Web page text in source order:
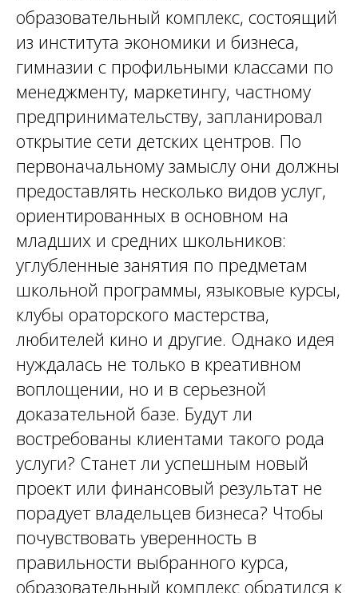
образовательный комплекс, состоящий
из института экономики и бизнеса,
гимназии с профильными классами по
менеджменту, маркетингу, частному
предпринимательству, запланировал
открытие сети детских центров. По
первоначальному замыслу они должны
предоставлять несколько видов услуг,
ориентированных в основном на
младших и средних школьников:
углубленные занятия по предметам
школьной программы, языковые курсы,
клубы ораторского мастерства,
любителей кино и другие. Однако идея
нуждалась не только в креативном
воплощении, но и в серьезной
доказательной базе. Будут ли
востребованы клиентами такого рода
услуги? Станет ли успешным новый
проект или финансовый результат не
порадует владельцев бизнеса? Чтобы
почувствовать уверенность в
правильности выбранного курса,
образовательный комплекс обратился к